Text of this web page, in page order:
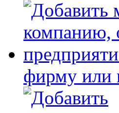
фирму или